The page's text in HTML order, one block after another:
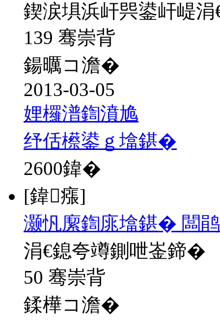
鍥涙埧浜屽巺鍙屽崼涓
139 骞崇背
鍚曞コ澹�
2013-03-05
娌欏潽鍧濆尯
纾佸櫒鍙ｇ墖鍖�
2600鍏�
[鍏瘬]
灏忛緳鍧庣墖鍖� 闆
涓€鎴夸竴鍘呭崟鍗�
50 骞崇背
鍒樺コ澹�